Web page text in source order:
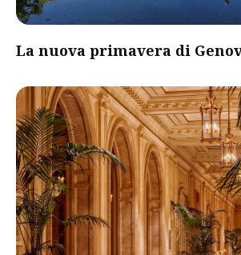
La nuova primavera di